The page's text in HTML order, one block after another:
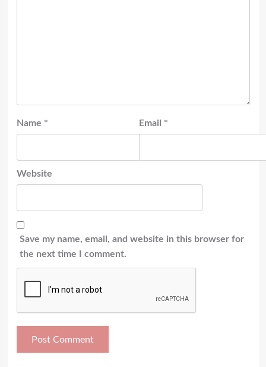
Name * Email *
Website
Save my name, email, and website in this browser for
the next time I comment.